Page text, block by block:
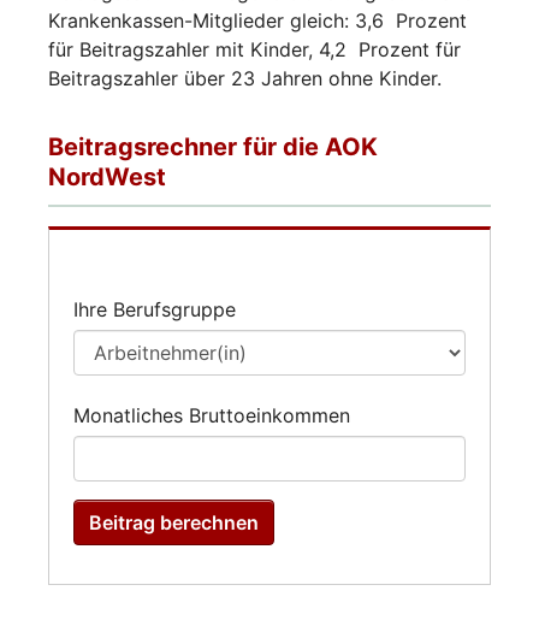
Krankenkassen-Mitglieder gleich: 3,6 Prozent
für Beitragszahler mit Kinder, 4,2 Prozent für
Beitragszahler über 23 Jahren ohne Kinder.